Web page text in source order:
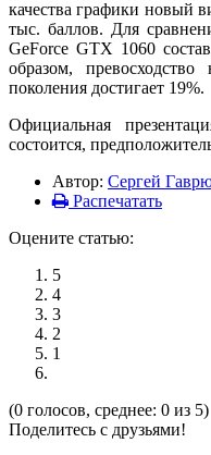
качества графики новый
тыс. баллов. Для
GeForce GTX 1060
образом,
поколения достигает 19%.
Официальная
состоится,
Автор: Сергей
Распечатать
Оцените статью:
5
4
3
2
1
(0 голосов, среднее: 0 из 5)
Поделитесь с друзьями!